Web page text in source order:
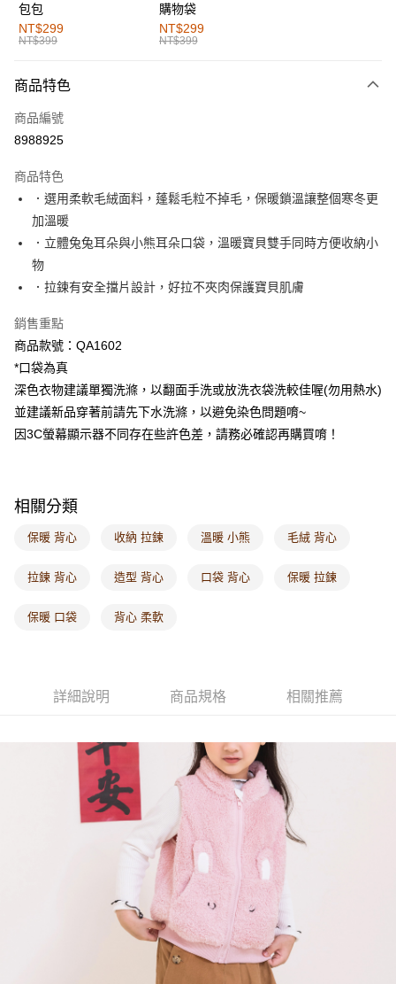
全家取貨付款
每筆NT$60，滿NT$1,000(含以上)免運費
付款後全家取貨
萊爾富取貨付款
付款後萊爾富取貨
每筆NT$60，滿NT$1,000(含以上)免運費
7-11取貨付款
每筆NT$60，滿NT$1,000(含以上)免運費
每筆NT$60，滿NT$1,000(含以上)免運費
宅配
每筆NT$120，滿NT$1,000(含以上)免運費
付款後門市自取
每筆NT$60，滿NT$1,000(含以上)免運費
海外配送-其他亞洲地區
海外配送-歐美地區 查看運費
包包
NT$299
NT$399
購物袋
NT$299
NT$399
商品特色
商品編號
8988925
商品特色
．選用柔軟毛絨面料，蓬鬆毛粒不掉毛，保暖鎖溫讓整個寒冬更
加溫暖
．立體兔兔耳朵與小熊耳朵口袋，溫暖寶貝雙手同時方便收納小
物
．拉鍊有安全擋片設計，好拉不夾肉保護寶貝肌膚
銷售重點
商品款號：QA1602
*口袋為真
深色衣物建議單獨洗滌，以翻面手洗或放洗衣袋洗較佳喔(勿用熱水)
並建議新品穿著前請先下水洗滌，以避免染色問題唷~
因3C螢幕顯示器不同存在些許色差，請務必確認再購買唷！
相關分類
保暖 背心 收納 拉鍊 溫暖 小熊 毛絨 背心
拉鍊 背心 造型 背心 口袋 背心 保暖 拉鍊
保暖 口袋 背心 柔軟
詳細說明 商品規格 相關推薦